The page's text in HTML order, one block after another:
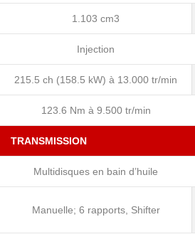
1.103 cm3
Injection
215.5 ch (158.5 kW) à 13.000 tr/min
123.6 Nm à 9.500 tr/min
TRANSMISSION
Multidisques en bain d’huile
Manuelle; 6 rapports, Shifter